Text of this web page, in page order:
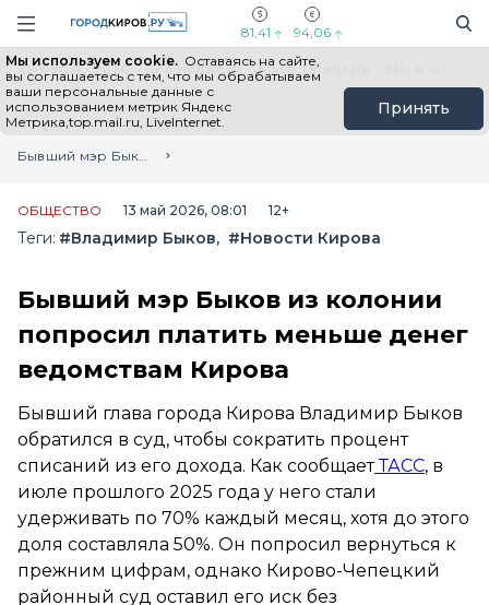
Навигация сайта
81,41 94,06
Мы используем cookie. Оставаясь на сайте,
вы соглашаетесь с тем, что мы обрабатываем
ваши персональные данные с
использованием метрик Яндекс
Метрика,top.mail.ru, LiveInternet.
Принять
Выборы - 2026 Все новости Мы в Telegram
Главная
Лента новостей
Бывший мэр Быков из колонии попросил платить меньше денег ведомствам Кирова
ОБЩЕСТВО 13 май 2026, 08:01 12+
Теги: #Владимир Быков #Новости Кирова
Бывший мэр Быков из колонии
попросил платить меньше денег
ведомствам Кирова
Бывший глава города Кирова Владимир Быков
обратился в суд, чтобы сократить процент
списаний из его дохода. Как сообщаетТАСС, в
июле прошлого 2025 года у него стали
удерживать по 70% каждый месяц, хотя до этого
доля составляла 50%. Он попросил вернуться к
прежним цифрам, однако Кирово-Чепецкий
районный суд оставил его иск без